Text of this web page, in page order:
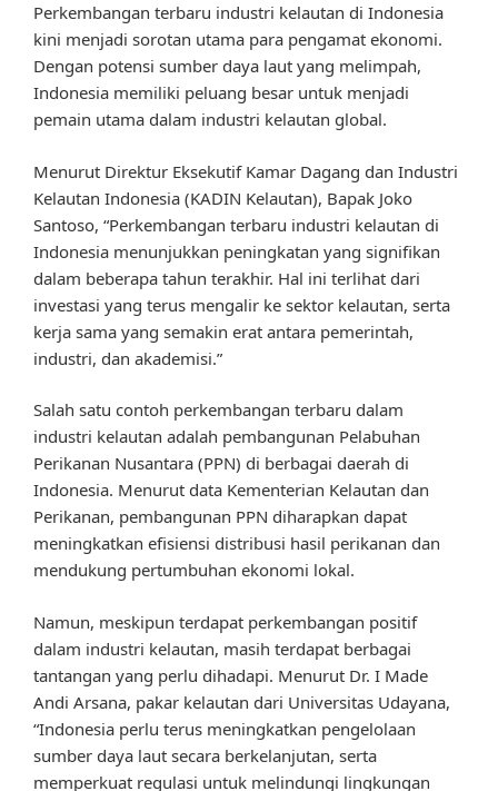
Perkembangan terbaru industri kelautan di Indonesia
kini menjadi sorotan utama para pengamat ekonomi.
Dengan potensi sumber daya laut yang melimpah,
Indonesia memiliki peluang besar untuk menjadi
pemain utama dalam industri kelautan global.
Menurut Direktur Eksekutif Kamar Dagang dan Industri
Kelautan Indonesia (KADIN Kelautan), Bapak Joko
Santoso, “Perkembangan terbaru industri kelautan di
Indonesia menunjukkan peningkatan yang signifikan
dalam beberapa tahun terakhir. Hal ini terlihat dari
investasi yang terus mengalir ke sektor kelautan, serta
kerja sama yang semakin erat antara pemerintah,
industri, dan akademisi.”
Salah satu contoh perkembangan terbaru dalam
industri kelautan adalah pembangunan Pelabuhan
Perikanan Nusantara (PPN) di berbagai daerah di
Indonesia. Menurut data Kementerian Kelautan dan
Perikanan, pembangunan PPN diharapkan dapat
meningkatkan efisiensi distribusi hasil perikanan dan
mendukung pertumbuhan ekonomi lokal.
Namun, meskipun terdapat perkembangan positif
dalam industri kelautan, masih terdapat berbagai
tantangan yang perlu dihadapi. Menurut Dr. I Made
Andi Arsana, pakar kelautan dari Universitas Udayana,
“Indonesia perlu terus meningkatkan pengelolaan
sumber daya laut secara berkelanjutan, serta
memperkuat regulasi untuk melindungi lingkungan